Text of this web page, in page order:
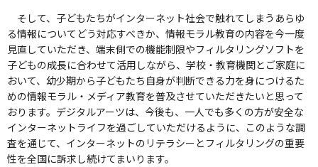
そして、子どもたちがインターネット社会で触れてしまうあらゆ
る情報についてどう対応すべきか、情報モラル教育の内容を今一度
見直していただき、端末側での機能制限やフィルタリングソフトを
子どもの成長に合わせて活用しながら、学校・教育機関とご家庭に
おいて、幼少期から子どもたち自身が判断できる力を身につけるた
めの情報モラル・メディア教育を普及させていただきたいと思って
おります。デジタルアーツは、今後も、一人でも多くの方が安全な
インターネットライフを過ごしていただけるように、このような調
査を通じて、インターネットのリテラシーとフィルタリングの重要
性を全国に訴求し続けてまいります。